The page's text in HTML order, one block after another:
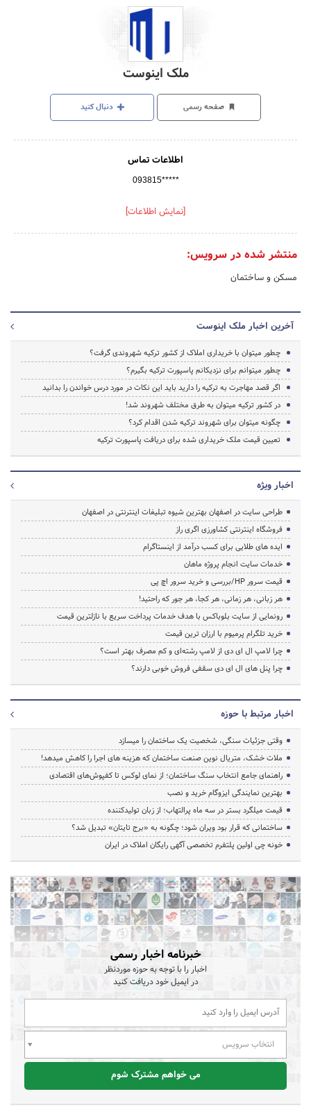
ملک اینوست
صفحه رسمی دنبال کنید
اطلاعات تماس
093815*****
[نمایش اطلاعات]
منتشر شده در سرویس:
مسکن و ساختمان
آخرین اخبار ملک اینوست
چطور میتوان با خریداری املاک از کشور ترکیه شهروندی گرفت؟
چطور میتوانم برای نزدیکانم پاسپورت ترکیه بگیرم؟
اگر قصد مهاجرت به ترکیه را دارید باید این نکات در مورد درس خواندن را بدانید
در کشور ترکیه میتوان به طرق مختلف شهروند شد!
چگونه میتوان برای شهروند ترکیه شدن اقدام کرد؟
تعیین قیمت ملک خریداری شده برای دریافت پاسپورت ترکیه
اخبار ویژه
طراحی سایت در اصفهان بهترین شیوه تبلیغات اینترنتی در اصفهان
فروشگاه اینترنتی کشاورزی اگری راز
ایده های طلایی برای کسب درآمد از اینستاگرام
خدمات سایت انجام پروژه ماهان
قیمت سرور HP/بررسی و خرید سرور اچ پی
هر زبانی، هر زمانی، هر کجا، هر جور که راحتید!
رونمایی از سایت بلوباکس با هدف خدمات پرداخت سریع با نازلترین قیمت
خرید تلگرام پرمیوم با ارزان ترین قیمت
چرا لامپ ال ای دی از لامپ رشته‌ای و کم مصرف بهتر است؟
چرا پنل های ال ای دی سقفی فروش خوبی دارند؟
اخبار مرتبط با حوزه
وقتی جزئیات سنگی، شخصیت یک ساختمان را میسازد
ملات خشک، متریال نوین صنعت ساختمان که هزینه‌ های اجرا را کاهش میدهد!
راهنمای جامع انتخاب سنگ ساختمان؛ از نمای لوکس تا کفپوش‌های اقتصادی
بهترین نمایندگی ایزوگام خرید و نصب
قیمت میلگرد بستر در سه ماه پرالتهاب؛ از زبان تولیدکننده
ساختمانی که قرار بود ویران شود؛ چگونه به «برج تایتان» تبدیل شد؟
خونه چی اولین پلتفرم تخصصی آگهی رایگان املاک در ایران
خبرنامه اخبار رسمی
اخبار را با توجه به حوزه موردنظر
در ایمیل خود دریافت کنید
انتخاب سرویس
می خواهم مشترک شوم